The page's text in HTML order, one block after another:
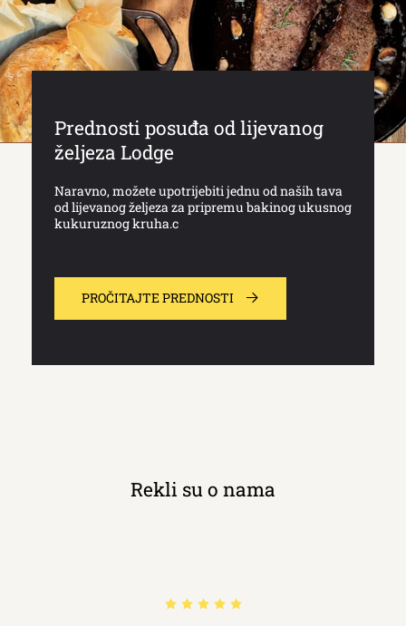
Prednosti posuđa od lijevanog
željeza Lodge
Naravno, možete upotrijebiti jednu od naših tava
od lijevanog željeza za pripremu bakinog ukusnog
kukuruznog kruha.c
PROČITAJTE PREDNOSTI
Rekli su o nama